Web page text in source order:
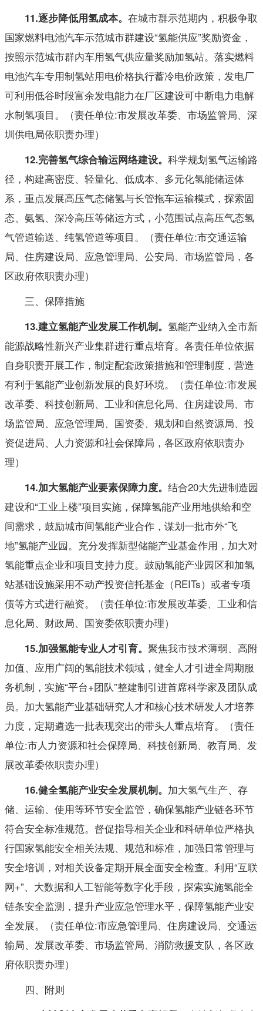
11.逐步降低用氢成本。 在城市群示范期内，积极争取
国家燃料电池汽车示范城市群建设“氢能供应”奖励资金，
按照示范城市群内车用氢气供应量奖励加氢站。落实燃料
电池汽车专用制氢站用电价格执行蓄冷电价政策，发电厂
可利用低谷时段富余发电能力在厂区建设可中断电力电解
水制氢项目。（责任单位:市发展改革委、市场监管局、深
圳供电局依职责办理）
12.完善氢气综合输运网络建设。 科学规划氢气运输路
径，构建高密度、轻量化、低成本、多元化氢能储运体
系，重点发展高压气态储氢与长管拖车运输模式，探索固
态、氨氢、深冷高压等储运方式，小范围试点高压气态氢
气管道输送、纯氢管道等项目。（责任单位:市交通运输
局、住房建设局、应急管理局、公安局、市场监管局，各
区政府依职责办理）
三、保障措施
13.建立氢能产业发展工作机制。 氢能产业纳入全市新
能源战略性新兴产业集群进行重点培育。各责任单位依据
自身职责开展工作，制定配套政策措施和管理制度，营造
有利于氢能产业创新发展的良好环境。（责任单位:市发展
改革委、科技创新局、工业和信息化局、住房建设局、市
场监管局、应急管理局、国资委、规划和自然资源局、投
资促进局、人力资源和社会保障局，各区政府依职责办
理）
14.加大氢能产业要素保障力度。 结合20大先进制造园
建设和“工业上楼”项目实施，保障氢能产业用地供给和空
间需求，鼓励城市间氢能产业合作，谋划一批市外“飞
地”氢能产业园。充分发挥新型储能产业基金作用，加大对
氢能重点企业和项目支持力度。鼓励氢能产业园区和加氢
站基础设施采用不动产投资信托基金（REITs）或者专项
债等方式进行融资。（责任单位:市发展改革委、工业和信
息化局、财政局、国资委依职责办理）
15.加强氢能专业人才引育。 聚焦我市技术薄弱、高附
加值、应用广阔的氢能技术领域，健全人才引进全周期服
务机制，实施“平台+团队”整建制引进首席科学家及团队成
员。加大氢能产业基础研究人才和核心技术研发人才培养
力度，定期遴选一批表现突出的带头人重点培育。（责任
单位:市人力资源和社会保障局、科技创新局、教育局、发
展改革委依职责办理）
16.健全氢能产业安全发展机制。 加大氢气生产、存
储、运输、使用等环节安全监管，确保氢能产业链各环节
符合安全标准规范。督促指导相关企业和科研单位严格执
行国家氢能安全相关法规、规范和标准，加强日常管理与
安全培训，对相关设备定期开展全面安全检查。利用“互联
网+”、大数据和人工智能等数字化手段，探索实施氢能全
链条安全监测，提升产业应急管理水平，保障氢能产业安
全发展。（责任单位:市应急管理局、住房建设局、交通运
输局、发展改革委、市场监管局、消防救援支队，各区政
府依职责办理）
四、附则